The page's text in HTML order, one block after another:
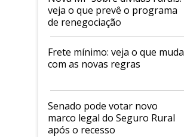
veja o que prevê o programa
de renegociação
Frete mínimo: veja o que muda
com as novas regras
Senado pode votar novo
marco legal do Seguro Rural
após o recesso